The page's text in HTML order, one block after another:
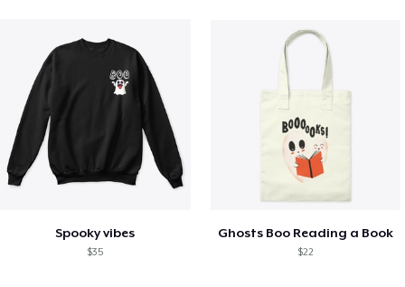
Spooky vibes
$35
Ghosts Boo Reading a Book
$22